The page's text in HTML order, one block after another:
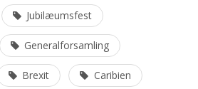
Jubilæumsfest
Generalforsamling
Brexit Caribien